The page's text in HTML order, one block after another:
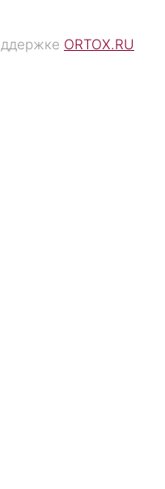
ORTOX.RU